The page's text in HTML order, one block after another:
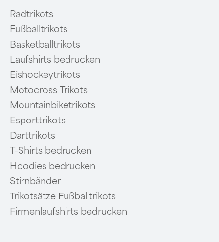
Radtrikots
Fußballtrikots
Basketballtrikots
Laufshirts bedrucken
Eishockeytrikots
Motocross Trikots
Mountainbiketrikots
Esporttrikots
Darttrikots
T-Shirts bedrucken
Hoodies bedrucken
Stirnbänder
Trikotsätze Fußballtrikots
Firmenlaufshirts bedrucken